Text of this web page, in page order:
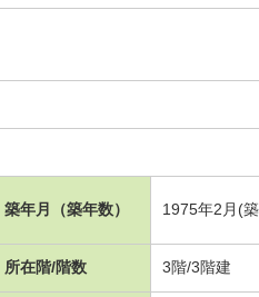
築年月（築年数） 1975年2月(
所在階/階数 3階/3階建